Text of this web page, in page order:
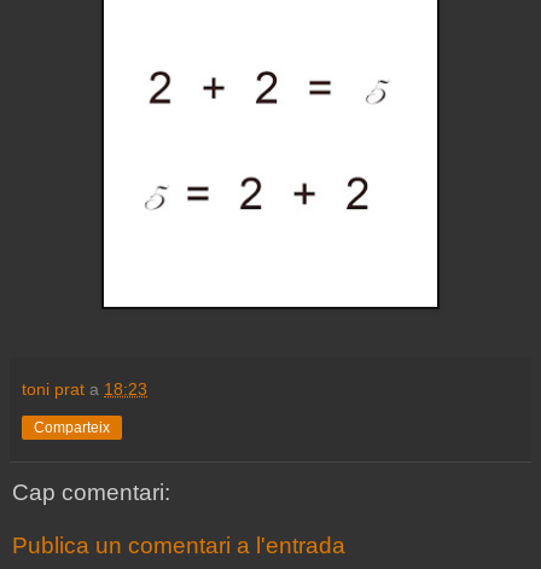
toni prat a 18:23
Comparteix
Cap comentari:
Publica un comentari a l'entrada